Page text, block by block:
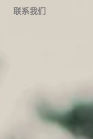
联系我们